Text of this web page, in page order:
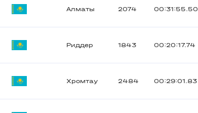
Алматы 2074 00:31:55.50
Риддер 1843 00:20:17.74
Хромтау 2484 00:29:01.83